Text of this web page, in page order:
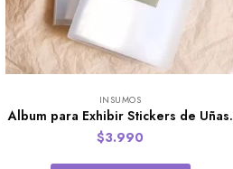
INSUMOS
Album para Exhibir Stickers de Uñas.
$3.990